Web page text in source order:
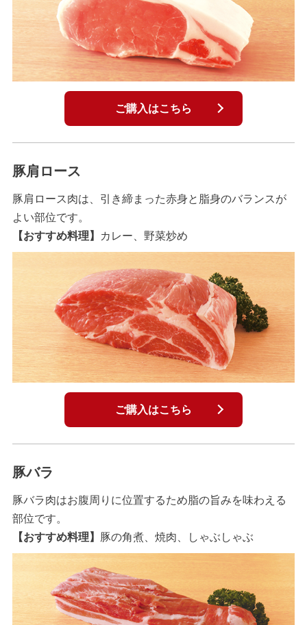
ご購入はこちら
豚肩ロース
豚肩ロース肉は、引き締まった赤身と脂身のバランスが
よい部位です。
【おすすめ料理】
カレー、野菜炒め
ご購入はこちら
豚バラ
豚バラ肉はお腹周りに位置するため脂の旨みを味わえる
部位です。
【おすすめ料理】
豚の角煮、焼肉、しゃぶしゃぶ